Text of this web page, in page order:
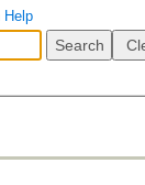
Help